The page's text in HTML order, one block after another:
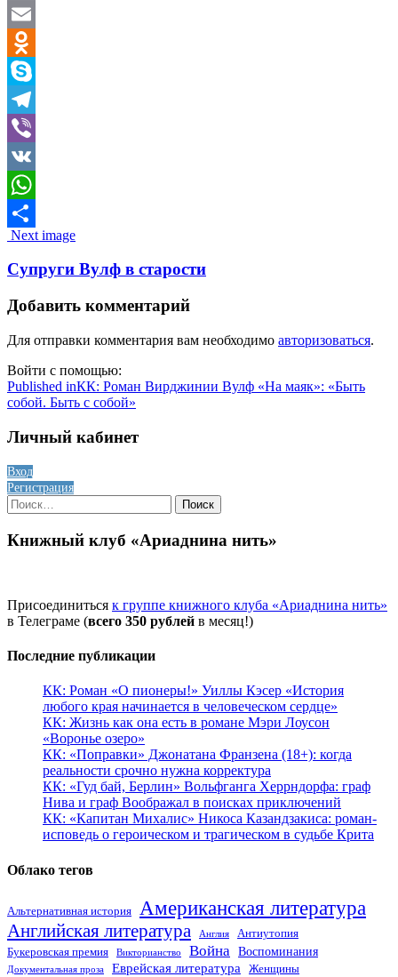
Email
Odnoklassniki
Skype
Telegram
Viber
VK
WhatsApp
Отправить
Image
navigation
Next image
Супруги Вулф в старости
Добавить комментарий
Для отправки комментария вам необходимо авторизоваться.
Войти с помощью:
Навигация
по
записям
Published inКК: Роман Вирджинии Вулф «На маяк»: «Быть
собой. Быть с собой»
Личный кабинет
Вход
Регистрация
Найти:
Книжный клуб «Ариаднина нить»
Присоединиться к группе книжного клуба «Ариаднина нить»
в Телеграме (всего 350 рублей в месяц!)
Последние публикации
КК: Роман «О пионеры!» Уиллы Кэсер «История
любого края начинается в человеческом сердце»
КК: Жизнь как она есть в романе Мэри Лоусон
«Воронье озеро»
КК: «Поправки» Джонатана Франзена (18+): когда
реальности срочно нужна корректура
КК: «Гуд бай, Берлин» Вольфганга Херрндорфа: граф
Нива и граф Воображал в поисках приключений
КК: «Капитан Михалис» Никоса Казандзакиса: роман-
исповедь о героическом и трагическом в судьбе Крита
Облако тегов
Альтернативная история Американская литература
Английская литература Англия
Антиутопия
Букеровская премия
Викторианство Война Воспоминания
Документальная проза Еврейская литература
Женщины